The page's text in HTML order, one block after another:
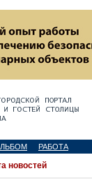
РАБОТА
новостей